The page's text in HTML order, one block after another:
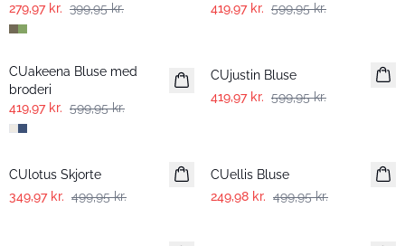
279,97 kr. 399,95 kr.
419,97 kr. 599,95 kr.
-30%
CUakeena Bluse med
broderi
419,97 kr. 599,95 kr.
CUjustin Bluse
419,97 kr. 599,95 kr.
-30%
CUlotus Skjorte
349,97 kr. 499,95 kr.
CUellis Bluse
249,98 kr. 499,95 kr.